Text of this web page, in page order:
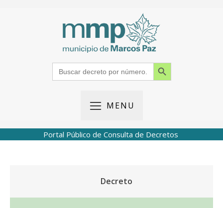
Search
for:
Search Button
MENU
Portal Público de Consulta de Decretos
Decreto